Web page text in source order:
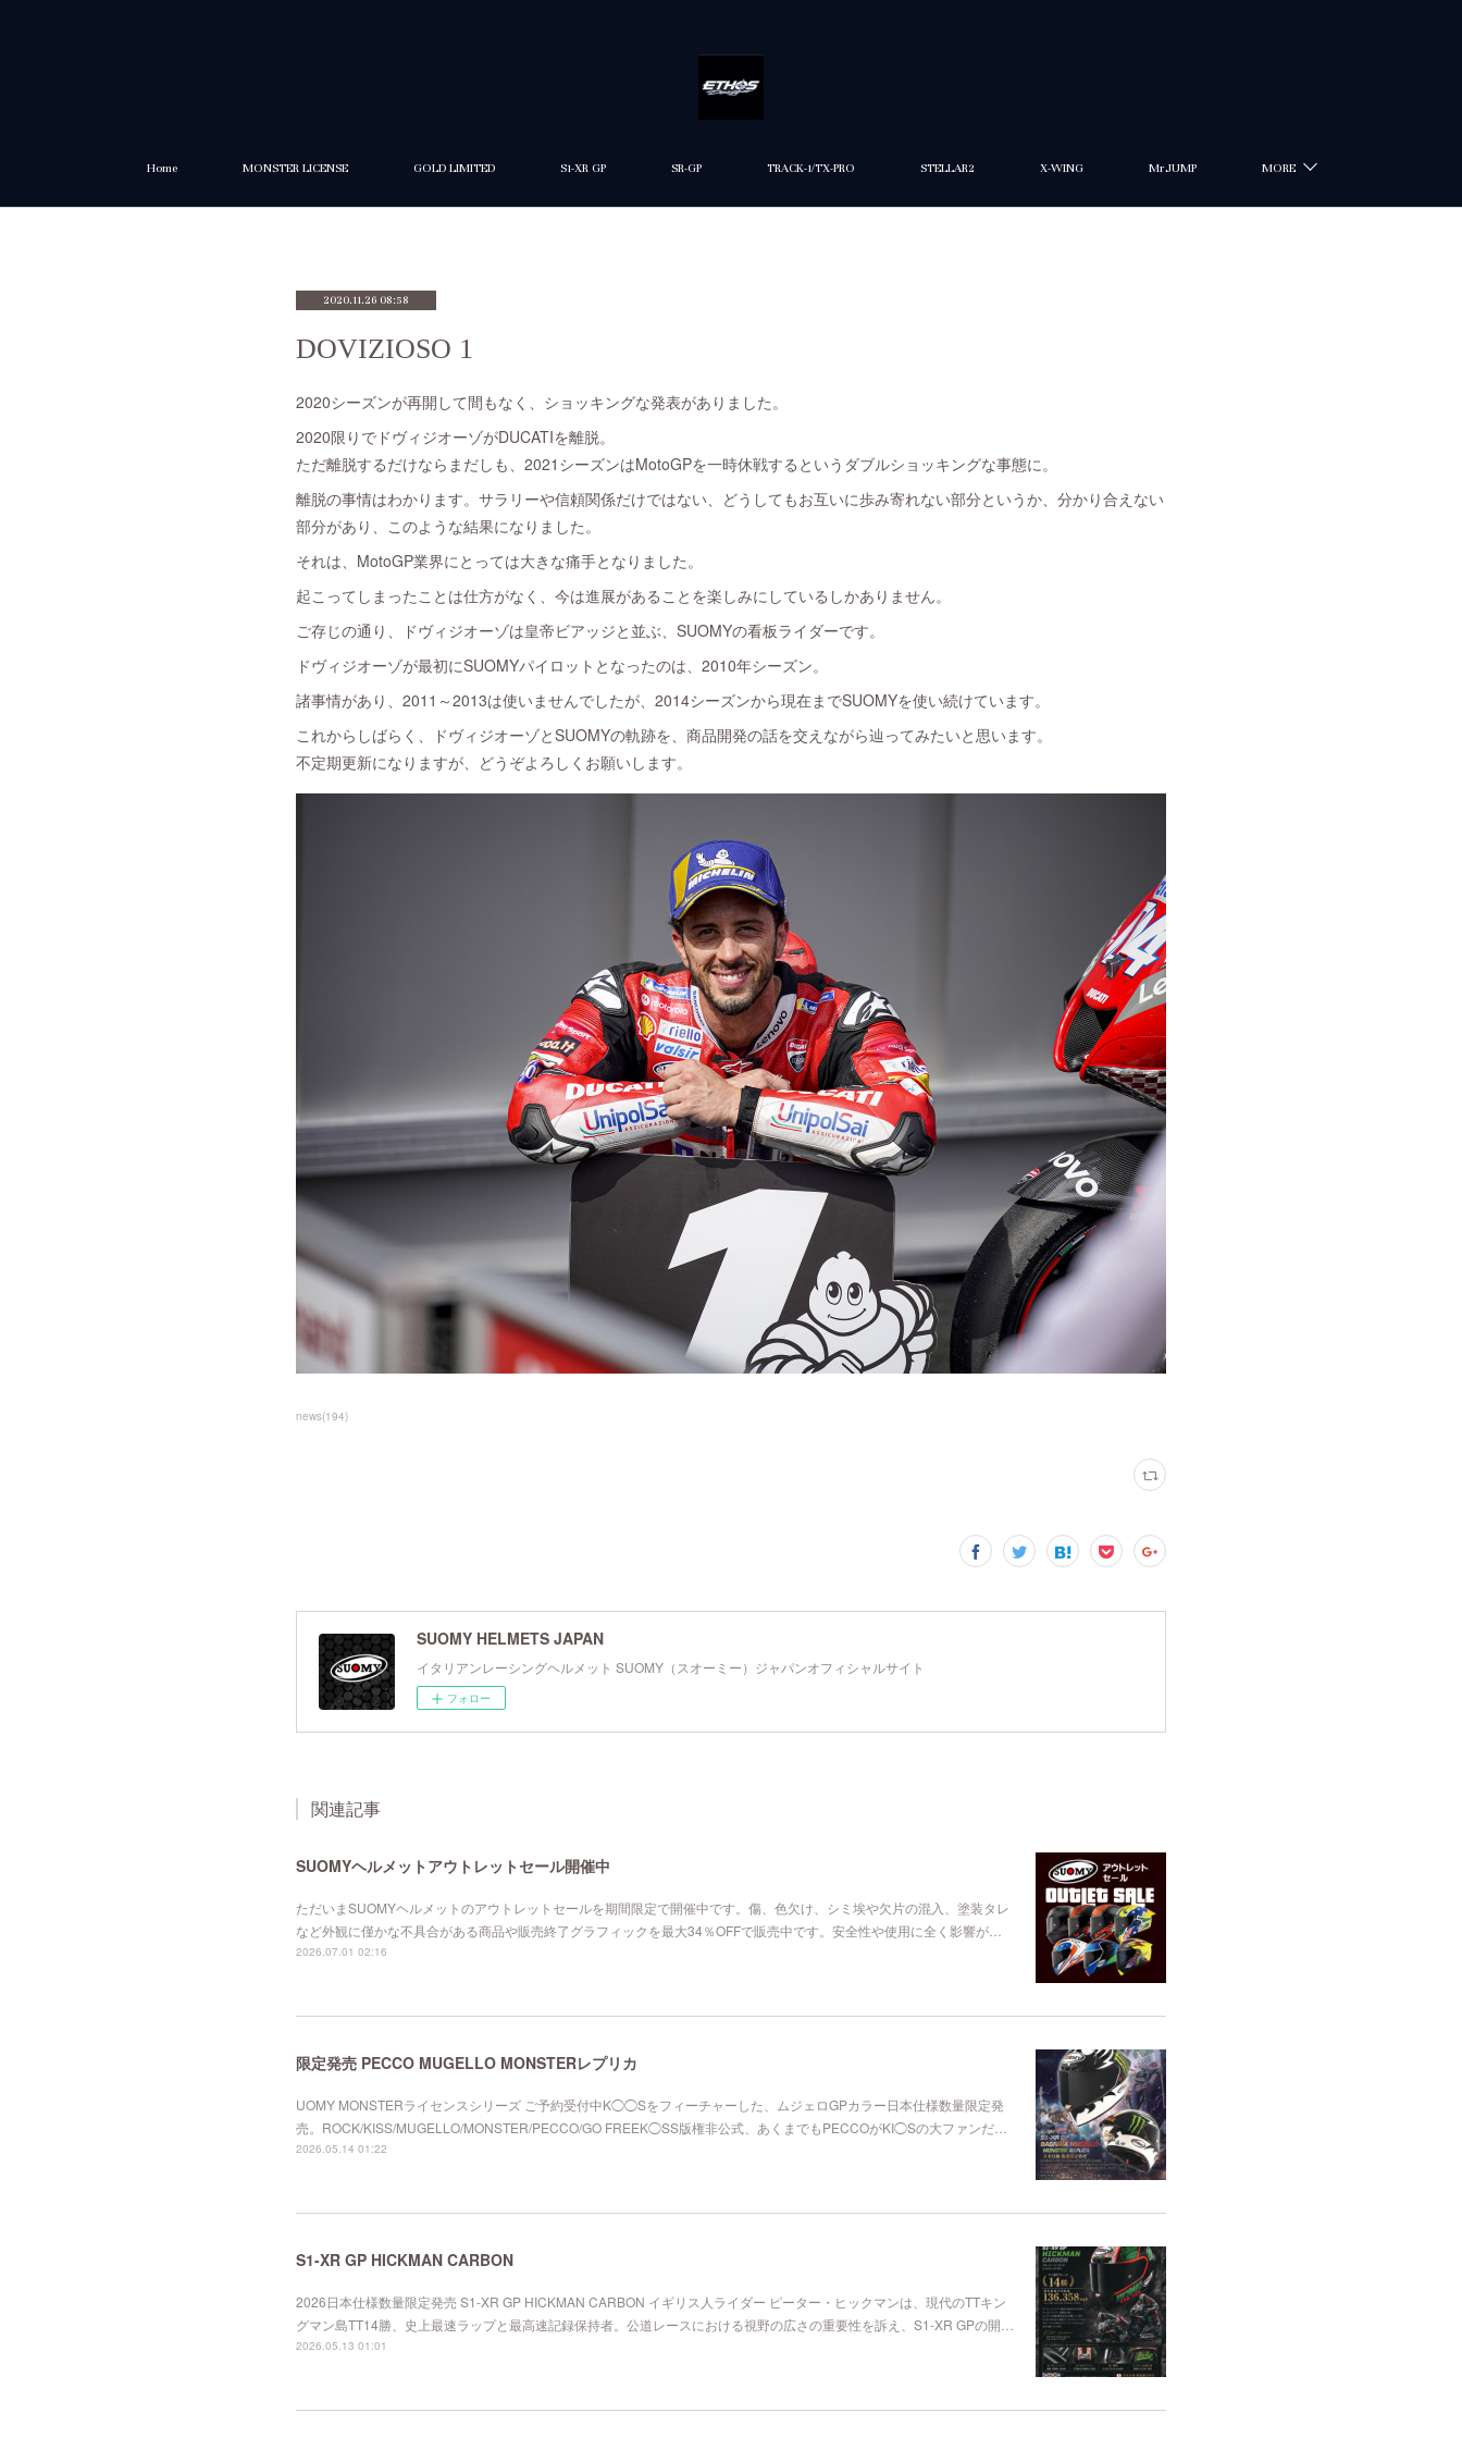
Home MONSTER LICENSE GOLD LIMITED S1-XR GP SR-GP TRACK-1/TX-PRO STELLAR2 X-WING MrJUMP MORE
2020.11.26 08:58
DOVIZIOSO 1
2020シーズンが再開して間もなく、ショッキングな発表がありました。
2020限りでドヴィジオーゾがDUCATIを離脱。
ただ離脱するだけならまだしも、2021シーズンはMotoGPを一時休戦するというダブルショッキングな事態に。
離脱の事情はわかります。サラリーや信頼関係だけではない、どうしてもお互いに歩み寄れない部分というか、分かり合えない
部分があり、このような結果になりました。
それは、MotoGP業界にとっては大きな痛手となりました。
起こってしまったことは仕方がなく、今は進展があることを楽しみにしているしかありません。
ご存じの通り、ドヴィジオーゾは皇帝ビアッジと並ぶ、SUOMYの看板ライダーです。
ドヴィジオーゾが最初にSUOMYパイロットとなったのは、2010年シーズン。
諸事情があり、2011～2013は使いませんでしたが、2014シーズンから現在までSUOMYを使い続けています。
これからしばらく、ドヴィジオーゾとSUOMYの軌跡を、商品開発の話を交えながら辿ってみたいと思います。
不定期更新になりますが、どうぞよろしくお願いします。
news(194)
SUOMY HELMETS JAPAN
イタリアンレーシングヘルメット SUOMY（スオーミー）ジャパンオフィシャルサイト
フォロー
関連記事
SUOMYヘルメットアウトレットセール開催中
ただいまSUOMYヘルメットのアウトレットセールを期間限定で開催中です。傷、色欠け、シミ埃や欠片の混入、塗装タレ
など外観に僅かな不具合がある商品や販売終了グラフィックを最大34％OFFで販売中です。安全性や使用に全く影響が…
2026.07.01 02:16
限定発売 PECCO MUGELLO MONSTERレプリカ
UOMY MONSTERライセンスシリーズ ご予約受付中K◯◯Sをフィーチャーした、ムジェロGPカラー日本仕様数量限定発
売。ROCK/KISS/MUGELLO/MONSTER/PECCO/GO FREEK◯SS版権非公式、あくまでもPECCOがKI◯Sの大ファンだ…
2026.05.14 01:22
S1-XR GP HICKMAN CARBON
2026日本仕様数量限定発売 S1-XR GP HICKMAN CARBON イギリス人ライダー ピーター・ヒックマンは、現代のTTキン
グマン島TT14勝、史上最速ラップと最高速記録保持者。公道レースにおける視野の広さの重要性を訴え、S1-XR GPの開…
2026.05.13 01:01